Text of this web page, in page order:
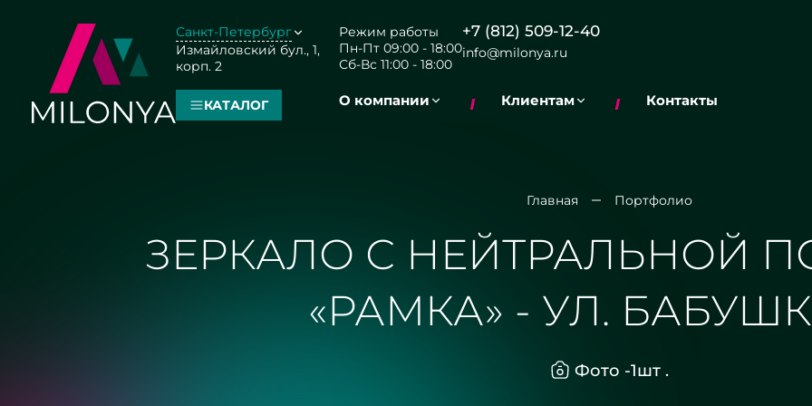
Санкт-Петербург
Измайловский бул., 1,
корп. 2
Режим работы
Пн-Пт 09:00 - 18:00
Сб-Вс 11:00 - 18:00
+7 (812) 509-12-40
info@milonya.ru
КАТАЛОГ О компании Клиентам Контакты
Главная Портфолио
ЗЕРКАЛО С НЕЙТРАЛЬНОЙ
«РАМКА» - УЛ.
Фото -1шт .